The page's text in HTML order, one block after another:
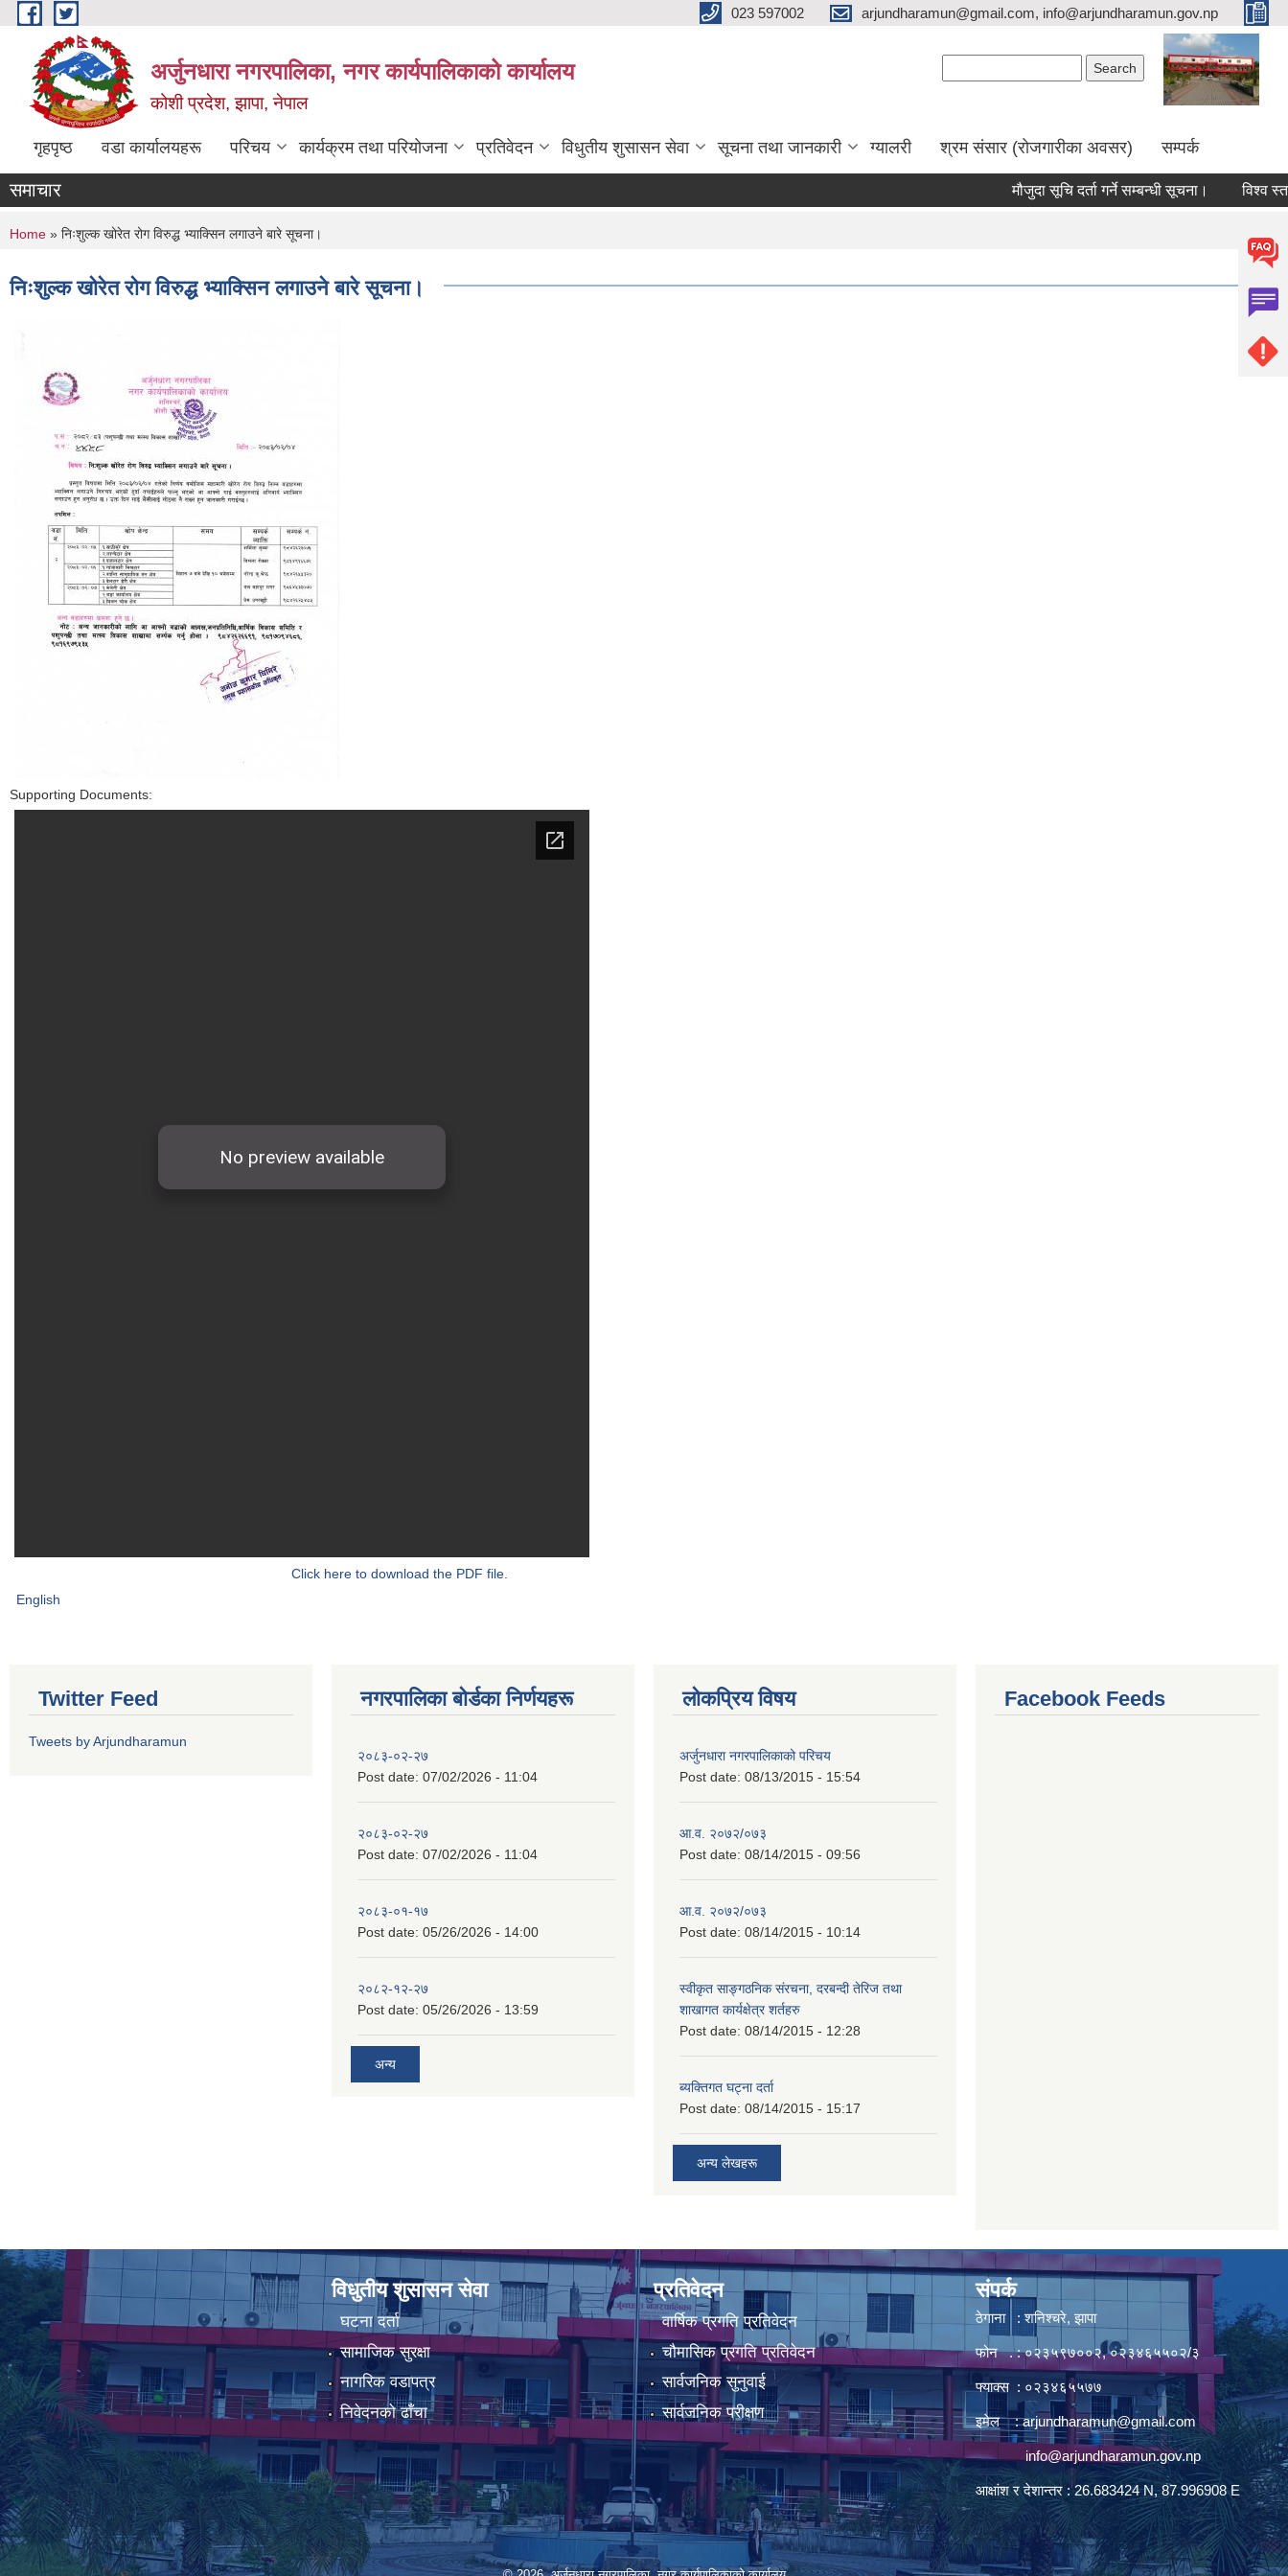
Skip to main content 023 597002 arjundharamun@gmail.com, info@arjundharamun.gov.np
अर्जुनधारा नगरपालिका, नगर कार्यपालिकाको कार्यालय
कोशी प्रदेश, झापा, नेपाल
गृहपृष्ठ वडा कार्यालयहरू परिचय कार्यक्रम तथा परियोजना प्रतिवेदन विधुतीय शुसासन सेवा सूचना तथा जानकारी ग्यालरी श्रम संसार (रोजगारीका अवसर) सम्पर्क
समाचार मौजुदा सूचि दर्ता गर्ने सम्बन्धी सूचना। विश्व
You are here
Home » निःशुल्क खोरेत रोग विरुद्ध भ्याक्सिन लगाउने बारे सूचना।
निःशुल्क खोरेत रोग विरुद्ध भ्याक्सिन लगाउने बारे सूचना।
Supporting Documents:
Click here to download the PDF file.
English
Twitter Feed
Tweets by Arjundharamun
नगरपालिका बाेर्डका निर्णयहरू
२०८३-०२-२७
Post date: 07/02/2026 - 11:04
२०८३-०२-२७
Post date: 07/02/2026 - 11:04
२०८३-०१-१७
Post date: 05/26/2026 - 14:00
२०८२-१२-२७
Post date: 05/26/2026 - 13:59
अन्य
लोकप्रिय विषय
अर्जुनधारा नगरपालिकाको परिचय
Post date: 08/13/2015 - 15:54
आ.व. २०७२/०७३
Post date: 08/14/2015 - 09:56
आ.व. २०७२/०७३
Post date: 08/14/2015 - 10:14
स्वीकृत साङ्गठनिक संरचना, दरबन्दी तेरिज तथा
शाखागत कार्यक्षेत्र शर्तहरु
Post date: 08/14/2015 - 12:28
ब्यक्तिगत घट्ना दर्ता
Post date: 08/14/2015 - 15:17
अन्य लेखहरू
Facebook Feeds
विधुतीय शुसासन सेवा
घटना दर्ता
सामाजिक सुरक्षा
नागरिक वडापत्र
निवेदनको ढाँचा
प्रतिवेदन
वार्षिक प्रगति प्रतिवेदन
चौमासिक प्रगति प्रतिवेदन
सार्वजनिक सुनुवाई
सार्वजनिक परीक्षण
संपर्क
ठेगाना : शनिश्चरे, झापा
फोन . : ०२३५९७००२, ०२३४६५५०२/३
फ्याक्स : ०२३४६५५७७
इमेल :arjundharamun@gmail.com
info@arjundharamun.gov.np
आक्षांश र देशान्तर : 26.683424 N, 87.996908 E